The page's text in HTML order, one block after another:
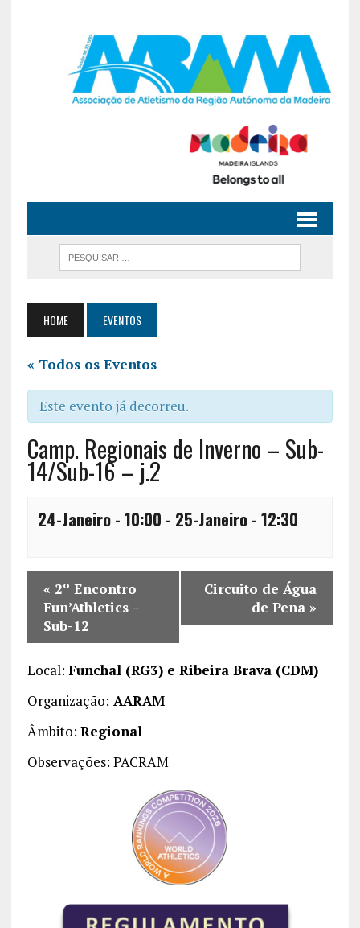
HOME EVENTOS
« Todos os Eventos
Este evento já decorreu.
Camp. Regionais de Inverno – Sub-
14/Sub-16 – j.2
24-Janeiro - 10:00 - 25-Janeiro - 12:30
« 2º Encontro
Fun’Athletics –
Sub-12
Circuito de Água
de Pena »
Local: Funchal (RG3) e Ribeira Brava (CDM)
Organização: AARAM
Âmbito: Regional
Observações: PACRAM